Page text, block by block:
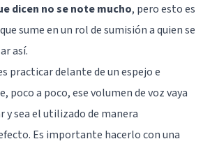
dicen no se note mucho, pero esto es
sume en un rol de sumisión a quien se
así.
practicar delante de un espejo e
poco a poco, ese volumen de voz vaya
y sea el utilizado de manera
Es importante hacerlo con una